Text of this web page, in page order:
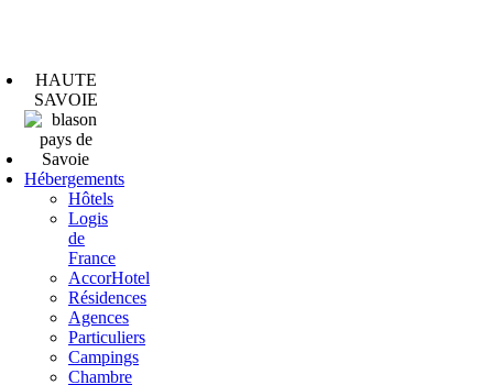
HAUTE
SAVOIE
Hébergements
Hôtels
Logis
de
France
AccorHotel
Résidences
Agences
Particuliers
Campings
Chambre